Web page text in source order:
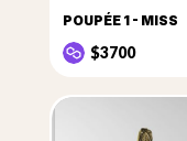
POUPÉE 1 - MISS
$3700